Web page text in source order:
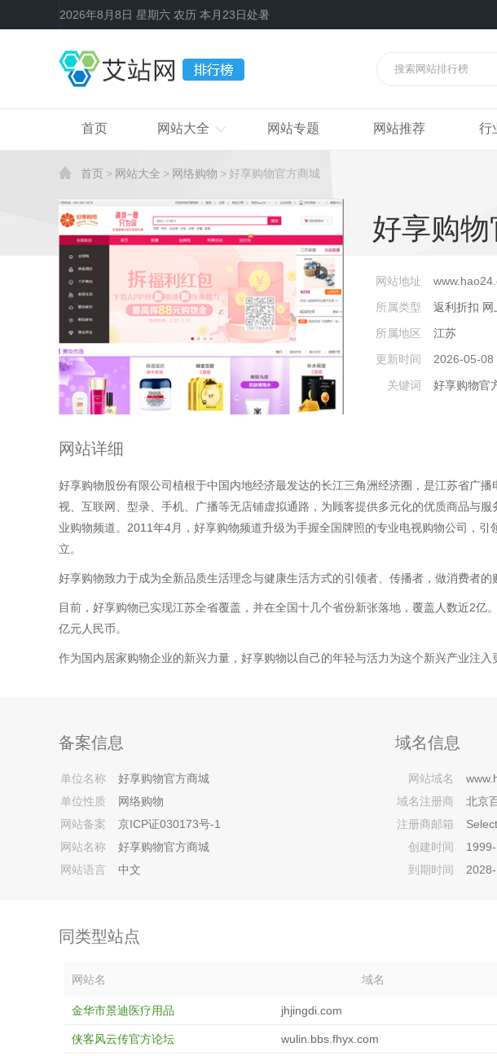
2026年8月8日 星期六 农历 本月23日处暑
首页 网站大全 网站专题 网站推荐 行
首页 网站大全 网络购物 好享购物官方商城
好享购
网站地址
所属类型
返利折扣 网
所属地区
江苏
更新时间
2026-05-08
关键词
好享购物官
网站详细
好享购物股份有限公司植根于中国内地经济最发达的长江三角洲经济圈，是江苏省广
视、互联网、型录、手机、广播等无店铺虚拟通路，为顾客提供多元化的优质商品与
业购物频道。2011年4月，好享购物频道升级为手握全国牌照的专业电视购物公司，
立。
好享购物致力于成为全新品质生活理念与健康生活方式的引领者、传播者，做消费者
目前，好享购物已实现江苏全省覆盖，并在全国十几个省份新张落地，覆盖人数近2
亿元人民币。
作为国内居家购物企业的新兴力量，好享购物以自己的年轻与活力为这个新兴产业注
备案信息
单位名称
好享购物官方商城
单位性质
网络购物
网站备案
京ICP证030173号-1
网站名称
好享购物官方商城
网站语言
中文
域名信息
网站域名
域名注册商
北京
注册商邮箱
创建时间
到期时间
同类型站点
网站名 域名
金华市景迪医疗用品 jhjingdi.com
侠客风云传官方论坛 wulin.bbs.fhyx.com